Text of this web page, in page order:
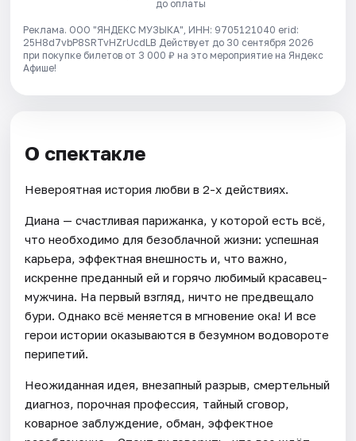
до оплаты
Реклама. ООО "ЯНДЕКС МУЗЫКА", ИНН: 9705121040 erid:
25H8d7vbP8SRTvHZrUcdLB Действует до 30 сентября 2026
при покупке билетов от 3 000 ₽ на это мероприятие на Яндекс
Афише!
О спектакле
Невероятная история любви в 2-х действиях.
Диана — счастливая парижанка, у которой есть всё,
что необходимо для безоблачной жизни: успешная
карьера, эффектная внешность и, что важно,
искренне преданный ей и горячо любимый красавец-
мужчина. На первый взгляд, ничто не предвещало
бури. Однако всё меняется в мгновение ока! И все
герои истории оказываются в безумном водовороте
перипетий.
Неожиданная идея, внезапный разрыв, смертельный
диагноз, порочная профессия, тайный сговор,
коварное заблуждение, обман, эффектное